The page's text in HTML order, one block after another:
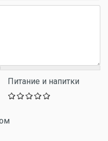
Питание и напитки